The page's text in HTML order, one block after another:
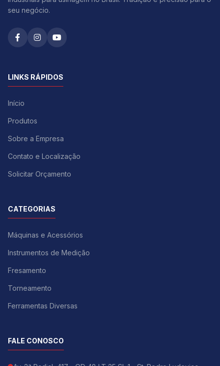
seu negócio.
LINKS RÁPIDOS
Início
Produtos
Sobre a Empresa
Contato e Localização
Solicitar Orçamento
CATEGORIAS
Máquinas e Acessórios
Instrumentos de Medição
Fresamento
Torneamento
Ferramentas Diversas
FALE CONOSCO